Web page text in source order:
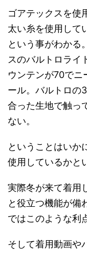
ゴアテックスを使
太い糸を使用して
という事がわかる
スのバルトロライ
ウンテンが70でニ
ール。バルトロの
合った生地で触っ
ない。
ということはいか
使用しているかと
実際冬が来て着用
と役立つ機能が備
ではこのような利
そして着用動画や